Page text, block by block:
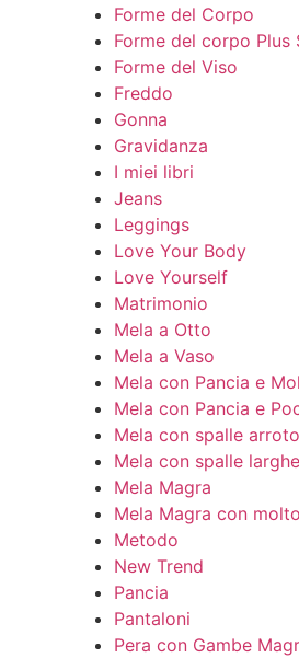
Forme del Corpo
Forme del corpo Plus
Forme del Viso
Freddo
Gonna
Gravidanza
I miei libri
Jeans
Leggings
Love Your Body
Love Yourself
Matrimonio
Mela a Otto
Mela a Vaso
Mela con Pancia e
Mela con Pancia e
Mela con spalle
Mela con spalle larghe
Mela Magra
Mela Magra con
Metodo
New Trend
Pancia
Pantaloni
Pera con Gambe